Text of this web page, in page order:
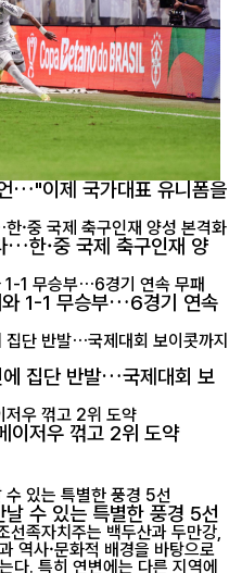
…"이제 국가대표 유니폼을
…한·중 국제 축구인재 양
와 1-1 무승부…6경기 연속
집단 반발…국제대회 보
저우 꺾고 2위 도약
수 있는 특별한 풍경 5선
선족자치주는 백두산과 두만강,
역사·문화적 배경을 바탕으로
다. 특히 연변에는 다른 지역에